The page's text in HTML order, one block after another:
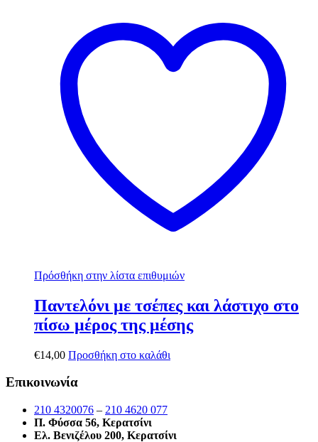
Πρόσθήκη στην λίστα επιθυμιών
Παντελόνι με τσέπες και λάστιχο στο
πίσω μέρος της μέσης
€14,00 Προσθήκη στο καλάθι
Επικοινωνία
210 4320076 – 210 4620 077
Π. Φύσσα 56, Κερατσίνι
Ελ. Βενιζέλου 200, Κερατσίνι